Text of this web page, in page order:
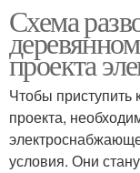
Схема
проекта
Чтобы приступить
проекта,
условия. Они